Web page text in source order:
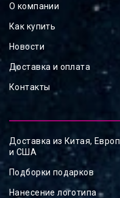
О компании
Как купить
Новости
Доставка и оплата
Контакты
Доставка из Китая,
и США
Подборки подарков
Нанесение логотипа